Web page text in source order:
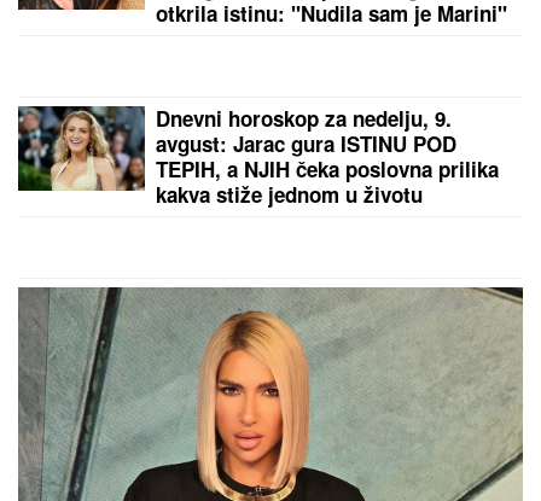
Naša pevačica rodila sina, pa morala
da ga napusti, on danas radi kao